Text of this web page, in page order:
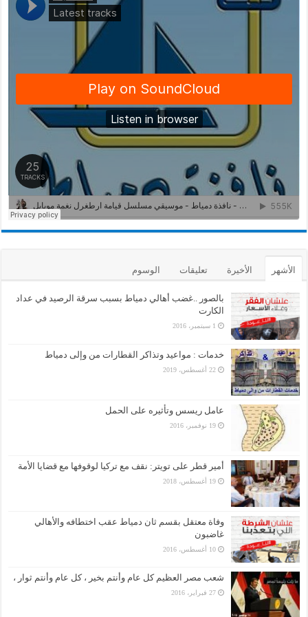
الأشهر الأخيرة تعليقات الوسوم
بالصور ..غضب أهالي دمياط بسبب سرقة الرصيد في عداد
الكارت
1 سبتمبر، 2016
خدمات : مواعيد وتذاكر القطارات من وإلى دمياط
22 أغسطس، 2019
عامل ريسس وتأثيره على الحمل
19 نوفمبر، 2016
أمير قطر على تويتر: نقف مع تركيا لوقوفها مع قضايا الأمة
19 أغسطس، 2018
وفاة معتقل بقسم ثان دمياط عقب اختطافه والأهالي
غاضبون
10 أغسطس، 2016
شعب مصر العظيم كل عام وأنتم بخير ، كل عام وأنتم ثوار ،
27 فبراير، 2016